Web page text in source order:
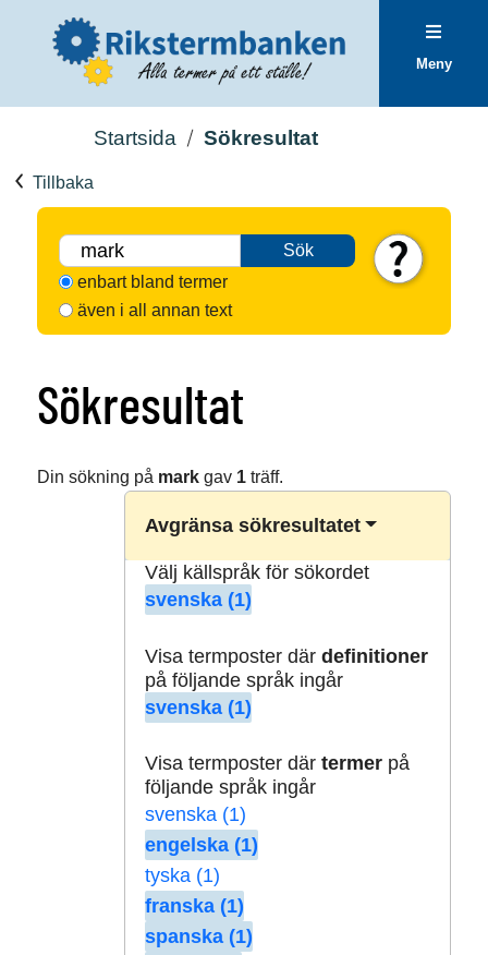
Meny
Startsida Sökresultat
Tillbaka
Sök
enbart bland termer
även i all annan text
Sökresultat
Din sökning på markgav 1träff.
Avgränsa sökresultatet
Välj källspråk för sökordet
svenska (1)
Visa termposter där definitioner
på följande språk ingår
svenska (1)
Visa termposter där termerpå
följande språk ingår
svenska (1)
engelska (1)
tyska (1)
franska (1)
spanska (1)